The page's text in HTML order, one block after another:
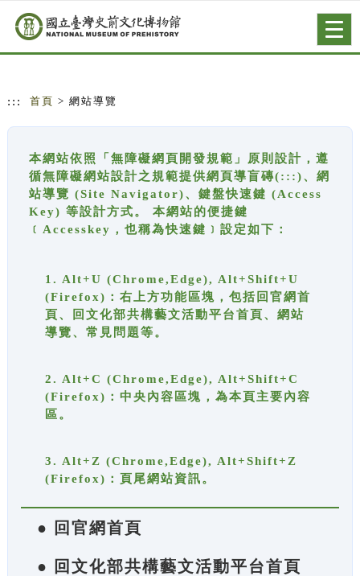
跳到主要內容
網站導覽
::: 首頁 > 網站導覽
本網站依照「無障礙網頁開發規範」原則設計，遵
循無障礙網站設計之規範提供網頁導盲磚(:::)、網
站導覽 (Site Navigator)、鍵盤快速鍵 (Access
Key) 等設計方式。 本網站的便捷鍵
﹝Accesskey，也稱為快速鍵﹞設定如下：
1. Alt+U (Chrome,Edge), Alt+Shift+U
(Firefox)：右上方功能區塊，包括回官網首
頁、回文化部共構藝文活動平台首頁、網站
導覽、常見問題等。
2. Alt+C (Chrome,Edge), Alt+Shift+C
(Firefox)：中央內容區塊，為本頁主要內容
區。
3. Alt+Z (Chrome,Edge), Alt+Shift+Z
(Firefox)：頁尾網站資訊。
● 回官網首頁
● 回文化部共構藝文活動平台首頁